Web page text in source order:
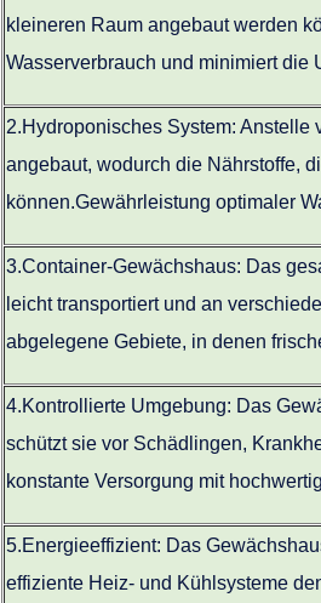
kleineren Raum angebaut werden
Wasserverbrauch und minimiert die
2.Hydroponisches System:
angebaut, wodurch die Nährstoffe,
können.Gewährleistung optimaler
3.Container-Gewächshaus: Das
leicht transportiert und an
abgelegene Gebiete, in denen
4.Kontrollierte Umgebung: Das
schützt sie vor Schädlingen,
konstante Versorgung mit
5.Energieeffizient: Das
effiziente Heiz- und Kühlsysteme